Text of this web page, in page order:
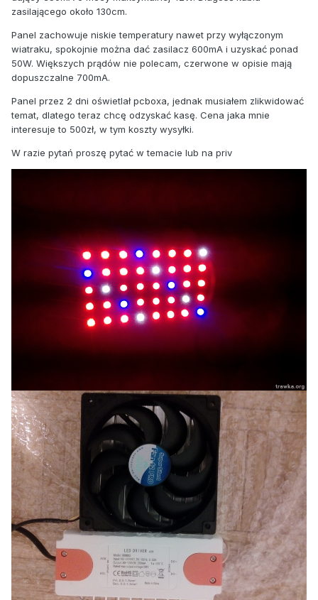
zasilającego około 130cm.
Panel zachowuje niskie temperatury nawet przy wyłączonym
wiatraku, spokojnie można dać zasilacz 600mA i uzyskać ponad
50W. Większych prądów nie polecam, czerwone w opisie mają
dopuszczalne 700mA.
Panel przez 2 dni oświetlał pcboxa, jednak musiałem zlikwidować
temat, dlatego teraz chcę odzyskać kasę. Cena jaka mnie
interesuje to 500zł, w tym koszty wysyłki.
W razie pytań proszę pytać w temacie lub na priv